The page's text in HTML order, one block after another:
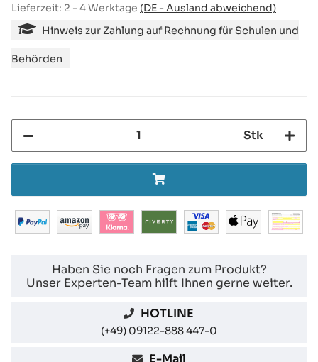
Lieferzeit: 2 - 4 Werktage (DE - Ausland abweichend)
Hinweis zur Zahlung auf Rechnung für Schulen und
Behörden
Stk
Haben Sie noch Fragen zum Produkt?
Unser Experten-Team hilft Ihnen gerne weiter.
HOTLINE
(+49) 09122-888 447-0
E-Mail